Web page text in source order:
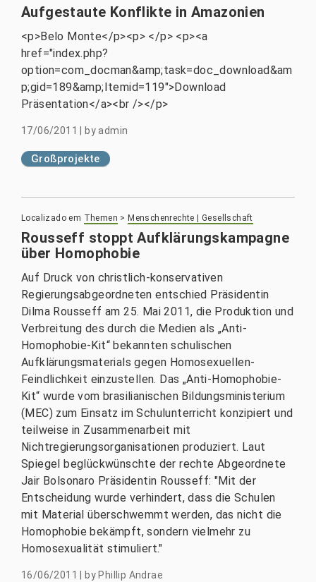
Aufgestaute Konflikte in Amazonien
<p>Belo Monte</p><p> </p> <p><a
href="index.php?
option=com_docman&amp;task=doc_download&am
p;gid=189&amp;Itemid=119">Download
Präsentation</a><br /></p>
17/06/2011 byadmin
Großprojekte
Localizado em Themen > Menschenrechte | Gesellschaft
Rousseff stoppt Aufklärungskampagne
über Homophobie
Auf Druck von christlich-konservativen
Regierungsabgeordneten entschied Präsidentin
Dilma Rousseff am 25. Mai 2011, die Produktion und
Verbreitung des durch die Medien als „Anti-
Homophobie-Kit“ bekannten schulischen
Aufklärungsmaterials gegen Homosexuellen-
Feindlichkeit einzustellen. Das „Anti-Homophobie-
Kit“ wurde vom brasilianischen Bildungsministerium
(MEC) zum Einsatz im Schulunterricht konzipiert und
teilweise in Zusammenarbeit mit
Nichtregierungsorganisationen produziert. Laut
Spiegel beglückwünschte der rechte Abgeordnete
Jair Bolsonaro Präsidentin Rousseff: "Mit der
Entscheidung wurde verhindert, dass die Schulen
mit Material überschwemmt werden, das nicht die
Homophobie bekämpft, sondern vielmehr zu
Homosexualität stimuliert."
16/06/2011 by Phillip Andrae